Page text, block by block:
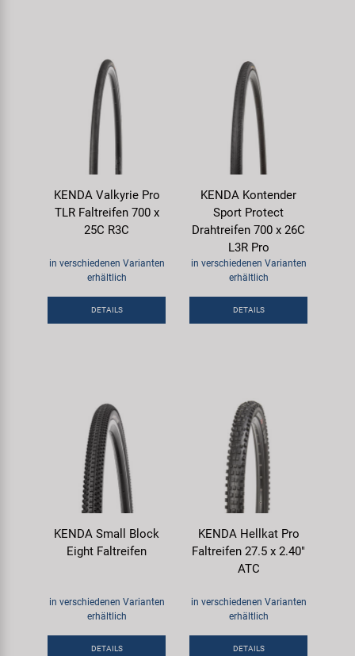
KENDA Valkyrie Pro
TLR Faltreifen 700 x
25C R3C
in verschiedenen Varianten
erhältlich
DETAILS
KENDA Kontender
Sport Protect
Drahtreifen 700 x 26C
L3R Pro
in verschiedenen Varianten
erhältlich
DETAILS
KENDA Small Block
Eight Faltreifen
in verschiedenen Varianten
erhältlich
DETAILS
KENDA Hellkat Pro
Faltreifen 27.5 x 2.40"
ATC
in verschiedenen Varianten
erhältlich
DETAILS